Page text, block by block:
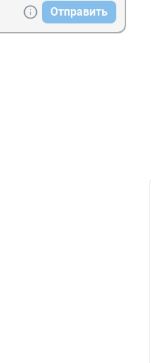
Отправить